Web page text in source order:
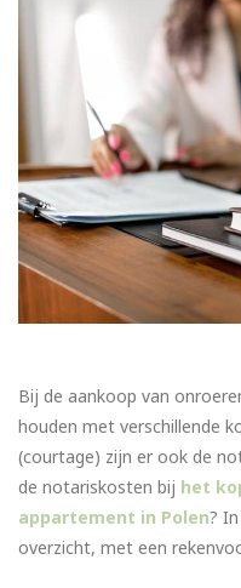
Bij de aankoop van
houden met verschillende
(courtage) zijn er ook de
de notariskosten bij het
appartement in Polen?
overzicht, met een